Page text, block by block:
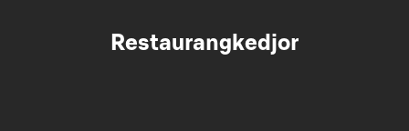
Restaurangkedjor